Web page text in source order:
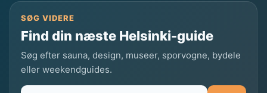
SØG VIDERE
Find din næste Helsinki-guide
Søg efter sauna, design, museer, sporvogne, bydele
eller weekendguides.